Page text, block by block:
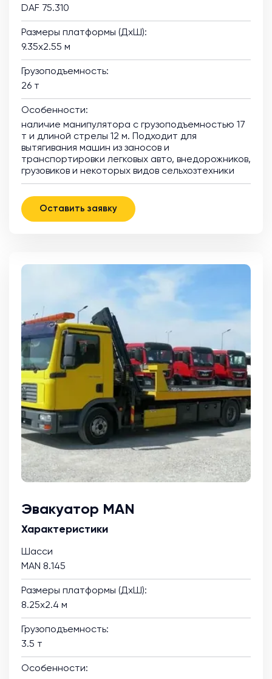
DAF 75.310
Размеры платформы (ДхШ):
9.35х2.55 м
Грузоподъемность:
26 т
Особенности:
наличие манипулятора с грузоподъемностью 17
т и длиной стрелы 12 м. Подходит для
вытягивания машин из заносов и
транспортировки легковых авто, внедорожников,
грузовиков и некоторых видов сельхозтехники
Оставить заявку
Эвакуатор MAN
Характеристики
Шасси
MAN 8.145
Размеры платформы (ДхШ):
8.25х2.4 м
Грузоподъемность:
3.5 т
Особенности: